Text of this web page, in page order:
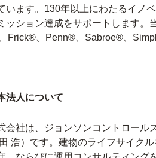
います。130年以上にわたるイノ
ッション達成をサポートします
Frick®、Penn®、Sabroe®、
法人について
会社は、ジョンソンコントロー
浩）です。建物のライフサイク